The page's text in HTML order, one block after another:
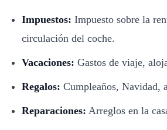
Impuestos: Impuesto sobre la
circulación del coche.
Vacaciones: Gastos de viaje,
Regalos: Cumpleaños, Navidad,
Reparaciones: Arreglos en la